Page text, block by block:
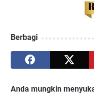
Berbagi
Anda mungkin